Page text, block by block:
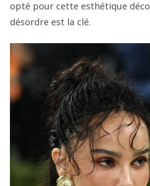
opté pour cette esthétique
désordre est la clé.